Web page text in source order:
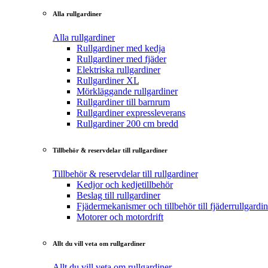
Alla rullgardiner
Alla rullgardiner
Rullgardiner med kedja
Rullgardiner med fjäder
Elektriska rullgardiner
Rullgardiner XL
Mörkläggande rullgardiner
Rullgardiner till barnrum
Rullgardiner expressleverans
Rullgardiner 200 cm bredd
Tillbehör & reservdelar till rullgardiner
Tillbehör & reservdelar till rullgardiner
Kedjor och kedjetillbehör
Beslag till rullgardiner
Fjädermekanismer och tillbehör till
Motorer och motordrift
Allt du vill veta om rullgardiner